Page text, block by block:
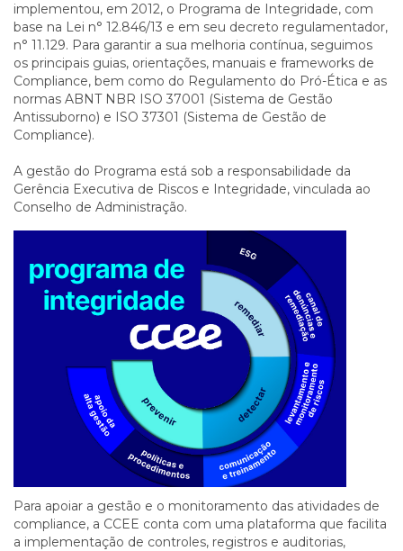
implementou, em 2012, o Programa de Integridade, com
base na Lei n° 12.846/13 e em seu decreto regulamentador,
n° 11.129. Para garantir a sua melhoria contínua, seguimos
os principais guias, orientações, manuais e frameworks de
Compliance, bem como do Regulamento do Pró-Ética e as
normas ABNT NBR ISO 37001 (Sistema de Gestão
Antissuborno) e ISO 37301 (Sistema de Gestão de
Compliance).
A gestão do Programa está sob a responsabilidade da
Gerência Executiva de Riscos e Integridade, vinculada ao
Conselho de Administração.
Para apoiar a gestão e o monitoramento das atividades de
compliance, a CCEE conta com uma plataforma que facilita
a implementação de controles, registros e auditorias,